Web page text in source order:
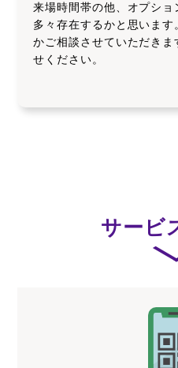
来場時間帯の他、オプシ
多々存在するかと思います
かご相談させていただき
せください。
サービ